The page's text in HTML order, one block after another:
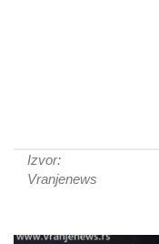
Izvor:
Vranjenews